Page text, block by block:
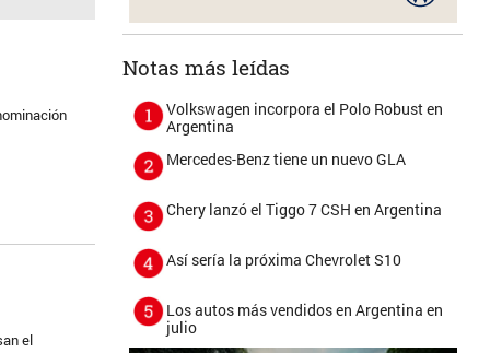
el
Notas más leídas
Volkswagen incorpora el Polo Robust en
Argentina
Mercedes-Benz tiene un nuevo GLA
Chery lanzó el Tiggo 7 CSH en Argentina
Así sería la próxima Chevrolet S10
Los autos más vendidos en Argentina en
julio